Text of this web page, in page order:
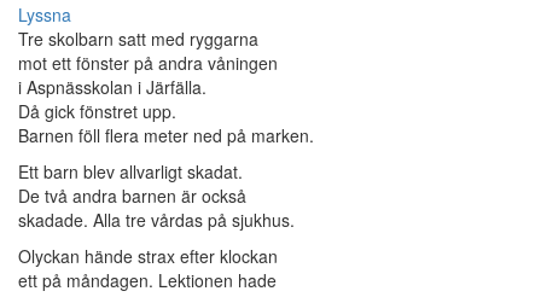
Lyssna
Tre skolbarn satt med ryggarna
mot ett fönster på andra våningen
i Aspnässkolan i Järfälla.
Då gick fönstret upp.
Barnen föll flera meter ned på marken.
Ett barn blev allvarligt skadat.
De två andra barnen är också
skadade. Alla tre vårdas på sjukhus.
Olyckan hände strax efter klockan
ett på måndagen. Lektionen hade